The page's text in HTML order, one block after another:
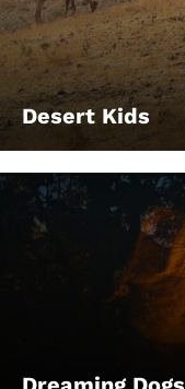
Desert Kids